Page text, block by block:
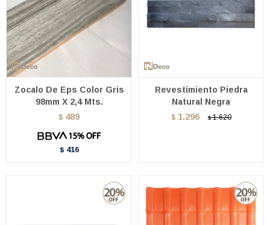
Zocalo De Eps Color Gris
98mm X 2,4 Mts.
$ 489
$ 416
Revestimiento Piedra
Natural Negra
$ 1.296 $ 1.620